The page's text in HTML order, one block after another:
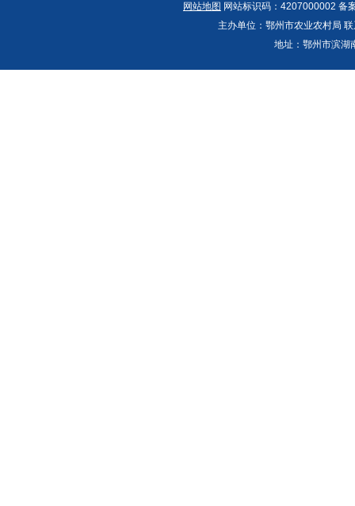
网站地图 网站标识码：4207000002
主办单位：鄂州市农业农村局
地址：鄂州市滨湖